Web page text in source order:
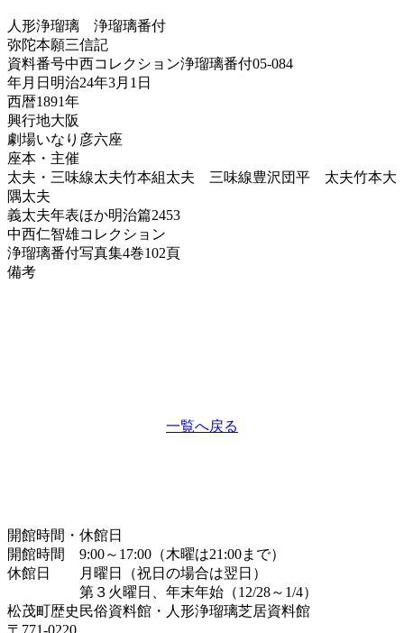
人形浄瑠璃 浄瑠璃番付
弥陀本願三信記
資料番号中西コレクション浄瑠璃番付05-084
年月日 明治24年3月1日
西暦1891年
興行地大阪
劇場いなり彦六座
座本・主催
太夫・三味線太夫竹本組太夫 三味線豊沢団平 太夫竹本大
隅太夫
義太夫年表ほか明治篇2453
中西仁智雄コレクション
浄瑠璃番付写真集4巻102頁
備考
一覧へ戻る
開館時間・休館日
開館時間 9:00～17:00（木曜は21:00まで）
休館日 月曜日（祝日の場合は翌日）
第３火曜日、年末年始（12/28～1/4）
松茂町歴史民俗資料館・人形浄瑠璃芝居資料館
〒771-0220